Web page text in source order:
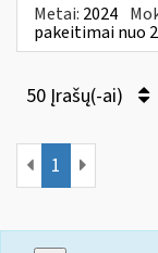
Metai: 2024
pakeitimai nuo
50 Įrašų(-ai)
1